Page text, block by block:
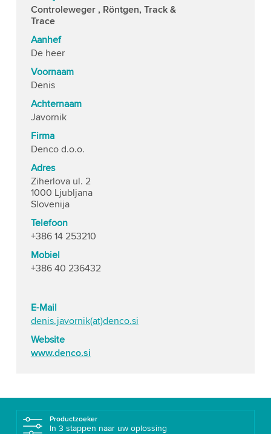
Controleweger , Röntgen, Track &
Trace
Aanhef
De heer
Voornaam
Denis
Achternaam
Javornik
Firma
Denco d.o.o.
Adres
Ziherlova ul. 2
1000 Ljubljana
Slovenija
Telefoon
+386 14 253210
Mobiel
+386 40 236432
E-Mail
denis.javornik(at)denco.si
Website
www.denco.si
Productzoeker
In 3 stappen naar uw oplossing